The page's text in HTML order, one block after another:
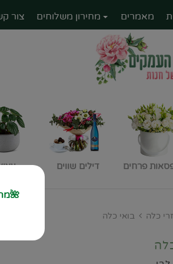
מאמרים מחירון משלוחים צור
פרחים דילים שווים
זרי כלה בואי כלה